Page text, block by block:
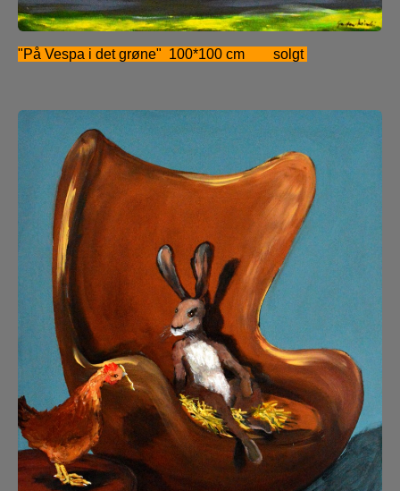
"På Vespa i det grøne" 100*100 cm solgt